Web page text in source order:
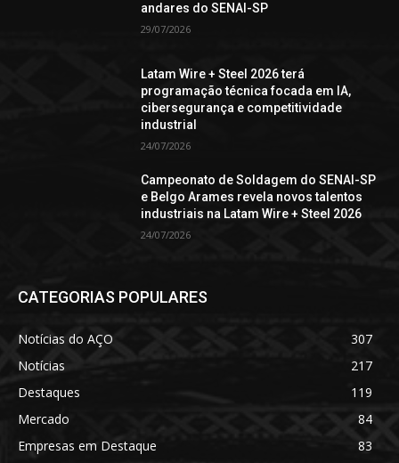
andares do SENAI-SP
29/07/2026
Latam Wire + Steel 2026 terá
programação técnica focada em IA,
cibersegurança e competitividade
industrial
24/07/2026
Campeonato de Soldagem do SENAI-SP
e Belgo Arames revela novos talentos
industriais na Latam Wire + Steel 2026
24/07/2026
CATEGORIAS POPULARES
Notícias do AÇO
307
Notícias
217
Destaques
119
Mercado
84
Empresas em Destaque
83